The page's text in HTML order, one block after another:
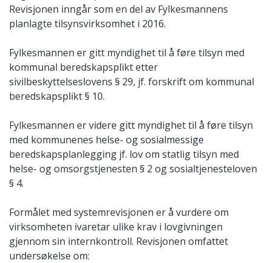
Revisjonen inngår som en del av Fylkesmannens
planlagte tilsynsvirksomhet i 2016.
Fylkesmannen er gitt myndighet til å føre tilsyn med
kommunal beredskapsplikt etter
sivilbeskyttelseslovens § 29, jf. forskrift om kommunal
beredskapsplikt § 10.
Fylkesmannen er videre gitt myndighet til å føre tilsyn
med kommunenes helse- og sosialmessige
beredskapsplanlegging jf. lov om statlig tilsyn med
helse- og omsorgstjenesten § 2 og sosialtjenesteloven
§ 4.
Formålet med systemrevisjonen er å vurdere om
virksomheten ivaretar ulike krav i lovgivningen
gjennom sin internkontroll. Revisjonen omfattet
undersøkelse om: